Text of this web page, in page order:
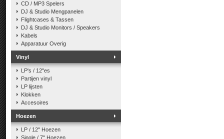
CD / MP3 Spelers
DJ & Studio Mengpanelen
Flightcases & Tassen
DJ & Studio Monitors / Speakers
Kabels
Apparatuur Overig
Vinyl
LP's / 12"es
Partijen vinyl
LP lijsten
Klokken
Accesoires
Hoezen
LP / 12" Hoezen
Single / 7" Hoezen